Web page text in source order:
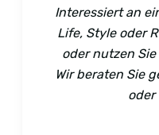
Interessiert an
Life, Style oder
oder nutzen
Wir beraten Sie
oder